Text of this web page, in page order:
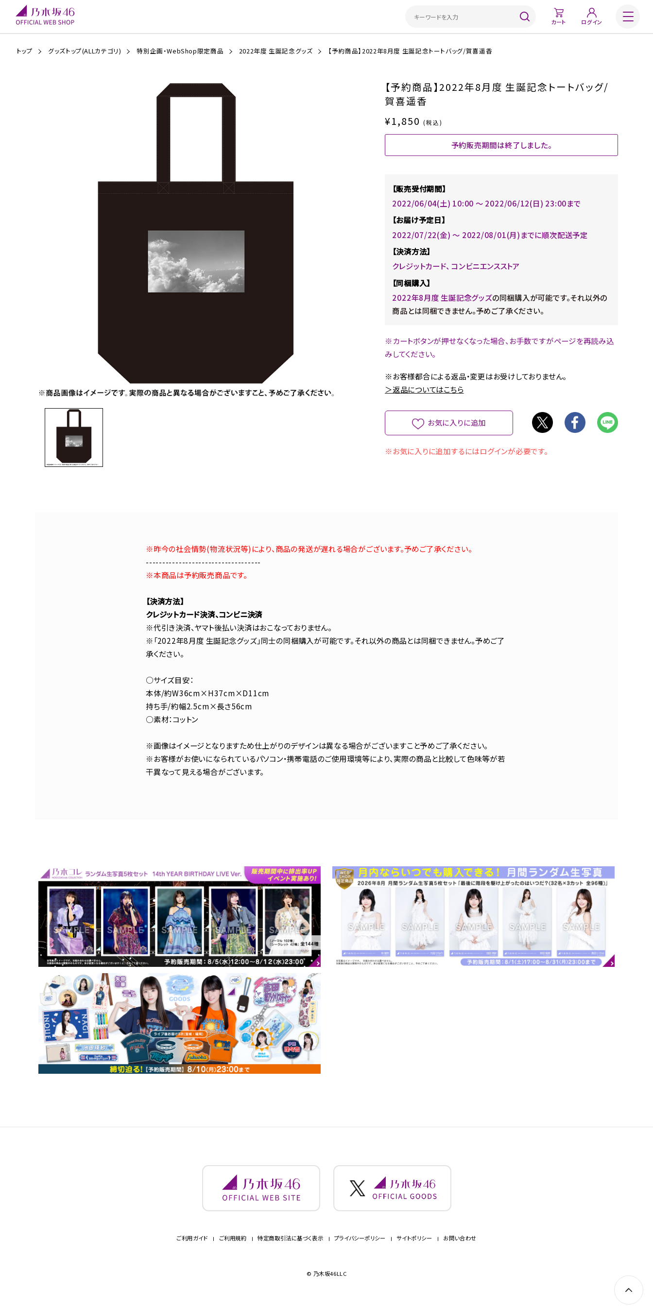
カート ログイン
トップ グッズトップ(ALLカテゴリ) 特別企画・WebShop限定商品 2022年度 生誕記念グッズ 【予約商品】2022年8月度 生誕記念トートバッグ/賀喜遥香
【予約商品】2022年8月度 生誕記念トートバッグ/
賀喜遥香
¥1,850 (税込)
予約販売期間は終了しました。
【販売受付期間】
2022/06/04(土) 10:00 〜 2022/06/12(日) 23:00まで
【お届け予定日】
2022/07/22(金) ～ 2022/08/01(月)までに順次配送予定
【決済方法】
クレジットカード、 コンビニエンスストア
【同梱購入】
2022年8月度 生誕記念グッズの同梱購入が可能です。それ以外の
商品とは同梱できません。予めご了承ください。
※カートボタンが押せなくなった場合、お手数ですがページを再読み込
みしてください。
※お客様都合による返品・変更はお受けしておりません。
＞返品についてはこちら
お気に入りに追加
※お気に入りに追加するにはログインが必要です。
※昨今の社会情勢(物流状況等)により、商品の発送が遅れる場合がございます。予めご了承ください。
-----------------------------------
※本商品は予約販売商品です。
【決済方法】
クレジットカード決済、コンビニ決済
※代引き決済、ヤマト後払い決済はおこなっておりません。
※「2022年8月度 生誕記念グッズ」同士の同梱購入が可能です。それ以外の商品とは同梱できません。予めご了
承ください。
○サイズ目安：
本体/約W36cm×H37cm×D11cm
持ち手/約幅2.5cm×長さ56cm
○素材：コットン
※画像はイメージとなりますため仕上がりのデザインは異なる場合がございますこと予めご了承ください。
※お客様がお使いになられているパソコン・携帯電話のご使用環境等により、実際の商品と比較して色味等が若
干異なって見える場合がございます。
ご利用ガイド ご利用規約 特定商取引法に基づく表示 プライバシーポリシー サイトポリシー お問い合わせ
© 乃木坂46LLC